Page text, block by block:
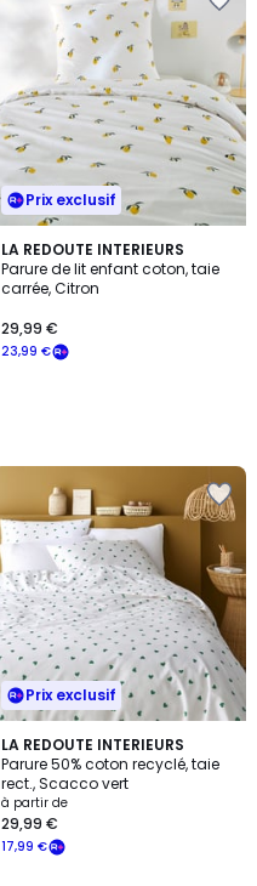
Prix exclusif
LA REDOUTE INTERIEURS
Parure de lit enfant coton, taie
carrée, Citron
23,99 €
29,99 €
Prix exclusif
LA REDOUTE INTERIEURS
Parure 50% coton recyclé, taie
rect., Scacco vert
à partir de
17,99 €
29,99 €